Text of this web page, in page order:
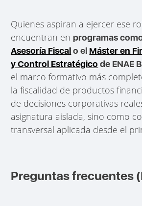
Quienes aspiran a ejercer ese
encuentran enprogramas
Asesoría Fiscalo el Máster en
y Control Estratégico de ENAE
el marco formativo más
la fiscalidad de productos
de decisiones corporativas
asignatura aislada, sino como
transversal aplicada desde el
Preguntas frecuentes